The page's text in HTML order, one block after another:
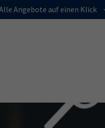
for "Über uns"
Angebote auf einen Klick